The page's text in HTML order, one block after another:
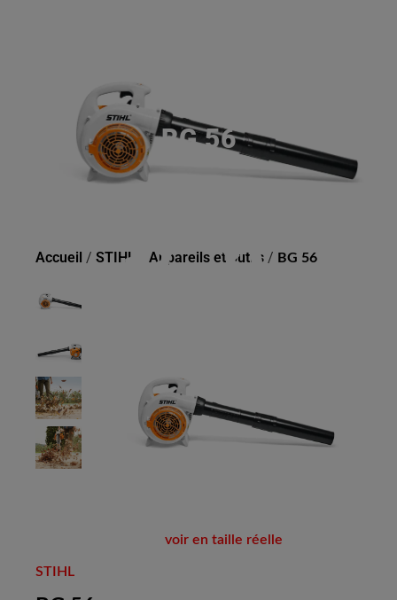
BG 56
Accueil / STIHL Appareils et outils / BG 56
voir en taille réelle
STIHL